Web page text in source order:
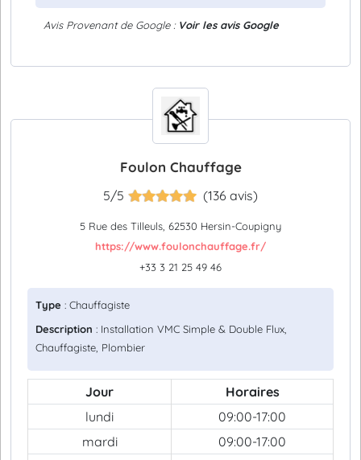
Avis Provenant de Google : Voir les avis Google
Foulon Chauffage
5/5 (136 avis)
5 Rue des Tilleuls, 62530 Hersin-Coupigny
https://www.foulonchauffage.fr/
+33 3 21 25 49 46
Type : Chauffagiste
Description : Installation VMC Simple & Double Flux,
Chauffagiste, Plombier
Jour
Horaires
lundi
09:00-17:00
mardi
09:00-17:00